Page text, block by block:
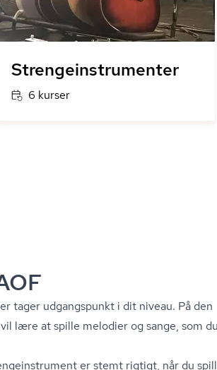
Strengeinstrumenter
6 kurser
tager udgangspunkt i dit niveau. På den
lære at spille melodier og sange, som du
er stemt rigtigt, når du